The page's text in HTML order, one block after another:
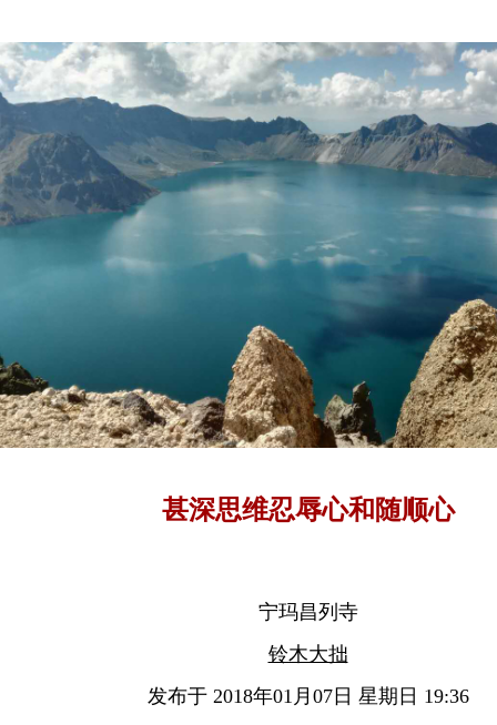
甚深思维忍辱心和随顺心
宁玛昌列寺
铃木大拙
发布于 2018年01月07日 星期日 19:36